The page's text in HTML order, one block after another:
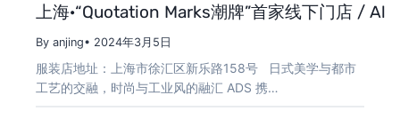
上海·“Quotation Marks潮牌”首家线下门店 /
By anjing• 2024年3月5日
服装店地址：上海市徐汇区新乐路158号 日式美学与都市
工艺的交融，时尚与工业风的融汇 ADS 携…